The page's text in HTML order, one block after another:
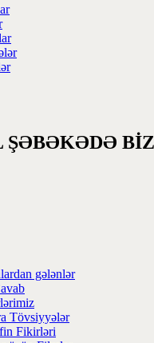
ŞƏBƏKƏDƏ BİZ
gələnlər
Tövsiyyələr
Fikirləri